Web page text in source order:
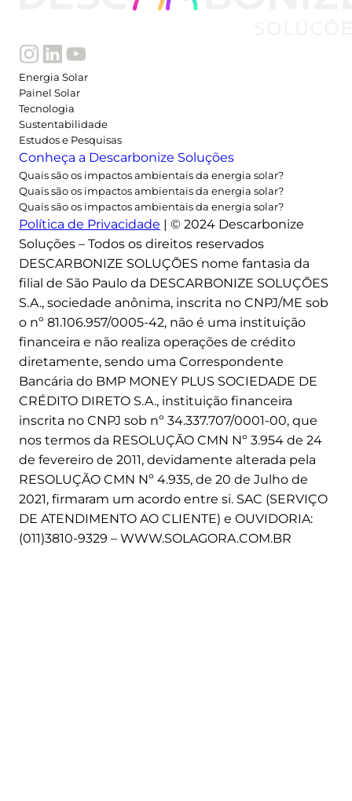
õ
e
s
m
b
e
t
i
s
Energia Solar
Painel Solar
Tecnologia
Sustentabilidade
Estudos e Pesquisas
Conheça a Descarbonize Soluções
Quais são os impactos ambientais da energia solar?
Quais são os impactos ambientais da energia solar?
Quais são os impactos ambientais da energia solar?
Política de Privacidade | © 2024 Descarbonize
Soluções – Todos os direitos reservados
DESCARBONIZE SOLUÇÕES nome fantasia da
filial de São Paulo da DESCARBONIZE SOLUÇÕES
S.A., sociedade anônima, inscrita no CNPJ/ME sob
o nº 81.106.957/0005-42, não é uma instituição
financeira e não realiza operações de crédito
diretamente, sendo uma Correspondente
Bancária do BMP MONEY PLUS SOCIEDADE DE
CRÉDITO DIRETO S.A., instituição financeira
inscrita no CNPJ sob nº 34.337.707/0001-00, que
nos termos da RESOLUÇÃO CMN Nº 3.954 de 24
de fevereiro de 2011, devidamente alterada pela
RESOLUÇÃO CMN Nº 4.935, de 20 de Julho de
2021, firmaram um acordo entre si. SAC (SERVIÇO
DE ATENDIMENTO AO CLIENTE) e OUVIDORIA:
(011)3810-9329 – WWW.SOLAGORA.COM.BR